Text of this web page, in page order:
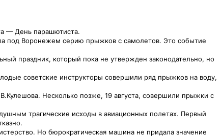
— День парашютиста.
под Воронежем серию прыжков с самолетов. Это событие
праздник, который пока не утвержден законодательно, но
советские инструкторы совершили ряд прыжков на воду,
Несколько позже, 19 августа, совершили прыжки с
трагические исходы в авиационных полетах. Первый
Но бюрократическая машина не придала значение